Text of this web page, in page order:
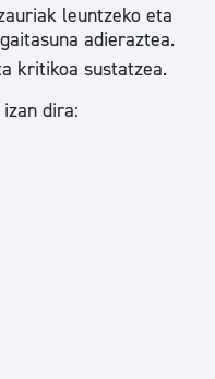
leuntzeko eta
adieraztea.
kritikoa sustatzea.
dira: